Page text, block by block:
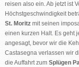
reisen also ein. Ab jetzt ist
Höchstgeschwindigkeit
St. Moritz mit seinen
einen kurzen Halt. Es geht
angesagt, bevor wir die
Castasegna verlassen wir
die Auffahrt zum Splügen